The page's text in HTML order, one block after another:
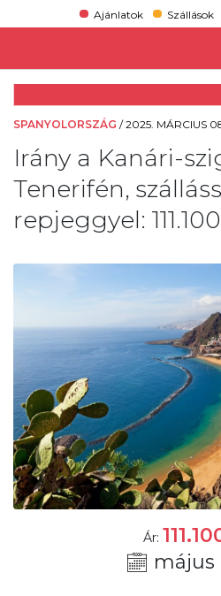
Ajánlatok Szállások
SPANYOLORSZÁG /2025. MÁRCIUS
Irány a Kanári-
Tenerifén,
repjeggyel:
Ár:
május